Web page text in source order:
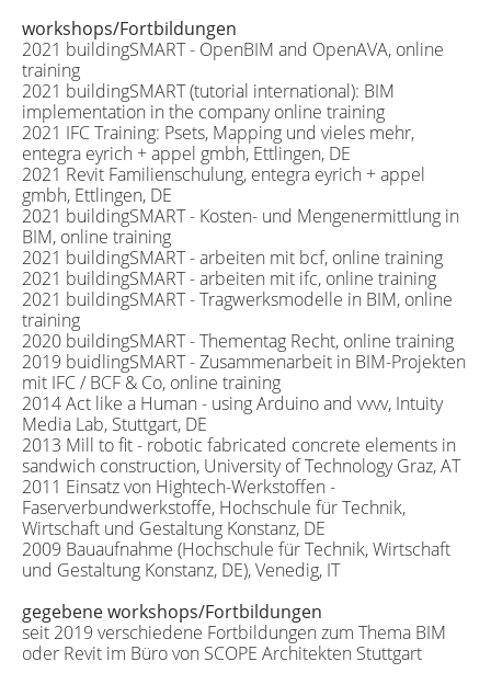
workshops/Fortbildungen
2021 buildingSMART - OpenBIM and OpenAVA, online
training
2021 buildingSMART (tutorial international): BIM
implementation in the company online training
2021 IFC Training: Psets, Mapping und vieles mehr,
entegra eyrich + appel gmbh, Ettlingen, DE
2021 Revit Familienschulung, entegra eyrich + appel
gmbh, Ettlingen, DE
2021 buildingSMART - Kosten- und Mengenermittlung in
BIM, online training
2021 buildingSMART - arbeiten mit bcf, online training
2021 buildingSMART - arbeiten mit ifc, online training
2021 buildingSMART - Tragwerksmodelle in BIM, online
training
2020 buildingSMART - Thementag Recht, online training
2019 buidlingSMART - Zusammenarbeit in BIM-Projekten
mit IFC / BCF & Co, online training
2014 Act like a Human - using Arduino and vvvv, Intuity
Media Lab, Stuttgart, DE
2013 Mill to fit - robotic fabricated concrete elements in
sandwich construction, University of Technology Graz, AT
2011 Einsatz von Hightech-Werkstoffen -
Faserverbundwerkstoffe, Hochschule für Technik,
Wirtschaft und Gestaltung Konstanz, DE
2009 Bauaufnahme (Hochschule für Technik, Wirtschaft
und Gestaltung Konstanz, DE), Venedig, IT
gegebene workshops/Fortbildungen
seit 2019 verschiedene Fortbildungen zum Thema BIM
oder Revit im Büro von SCOPE Architekten Stuttgart